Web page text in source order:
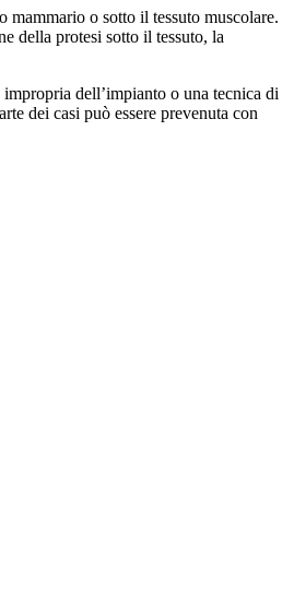
mammario o sotto il tessuto muscolare.
della protesi sotto il tessuto, la
dell’impianto o una tecnica di
dei casi può essere prevenuta con